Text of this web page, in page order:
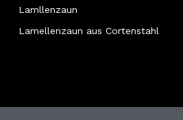
Lamllenzaun
Lamellenzaun aus Cortenstahl